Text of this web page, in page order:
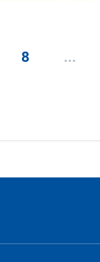
8 ...